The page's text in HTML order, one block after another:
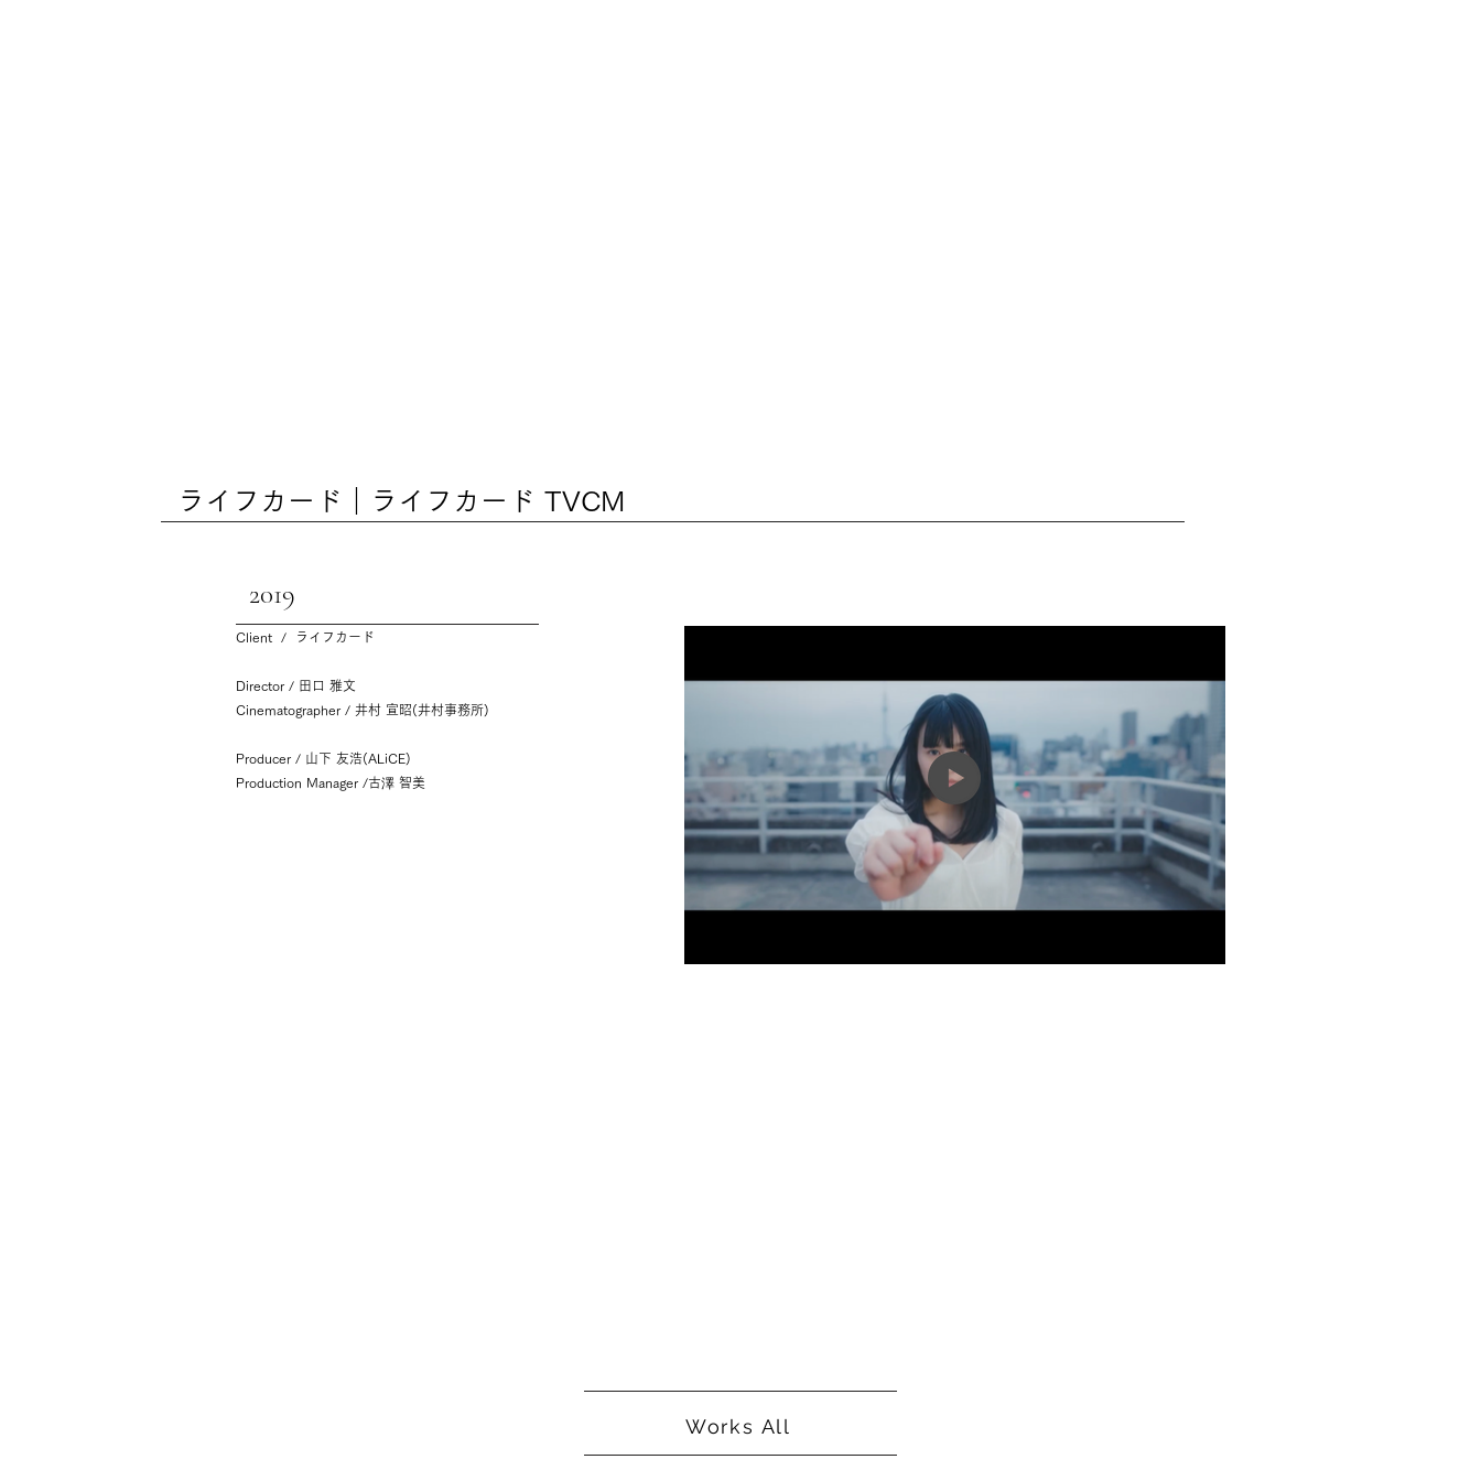
ライフカード｜ライフカード TVCM
2019
Client / ライフカード
Director / 田口 雅文
Cinematographer / 井村 宣昭(井村事務所)
Producer / 山下 友浩(ALiCE)
Production Manager /古澤 智美
Works All